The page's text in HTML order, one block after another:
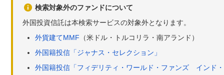
検索対象外のファンドについて
外国投資信託は本検索サービスの対象外となります。
外貨建てMMF （米ドル・トルコリラ・南アランド）
外国籍投信「ジャナス・セレクション」
外国籍投信「フィデリティ・ワールド・ファンズ インド